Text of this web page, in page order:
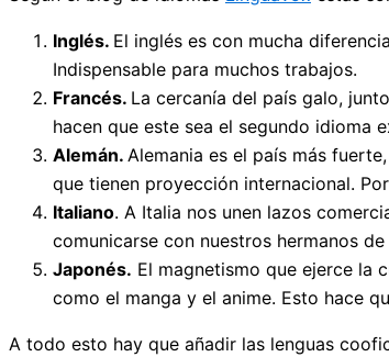
Inglés. El inglés es con mucha
Indispensable para muchos trabajos.
Francés. La cercanía del país galo,
hacen que este sea el segundo idioma
Alemán. Alemania es el país más
que tienen proyección internacional.
Italiano. A Italia nos unen lazos
comunicarse con nuestros hermanos
Japonés. El magnetismo que ejerce la
como el manga y el anime. Esto hace
A todo esto hay que añadir las lenguas